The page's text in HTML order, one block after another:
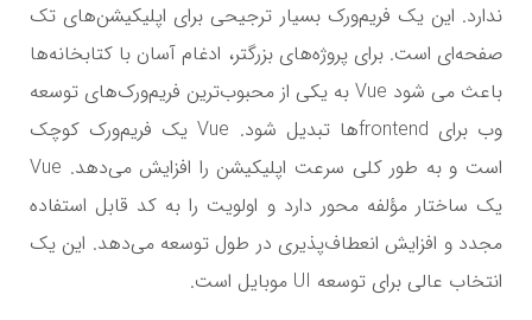
ندارد. این یک فریم‌ورک بسیار ترجیحی برای اپلیکیشن‌های تک
صفحه‌ای است. برای پروژه‌های بزرگتر، ادغام آسان با کتابخانه‌ها
باعث می شود Vue به یکی از محبوب‌ترین فریم‌ورک‌های توسعه
وب برای frontendها تبدیل شود. Vue یک فریم‌ورک کوچک
است و به طور کلی سرعت اپلیکیشن را افزایش می‌دهد. Vue
یک ساختار مؤلفه محور دارد و اولویت را به کد قابل استفاده
مجدد و افزایش انعطاف‌پذیری در طول توسعه می‌دهد. این یک
انتخاب عالی برای توسعه UI موبایل است.